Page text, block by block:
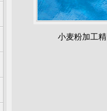
小麦粉加工